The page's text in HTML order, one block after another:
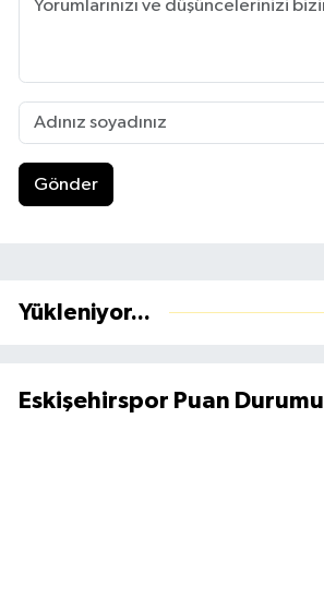
Gönder
Yükleniyor...
Eskişehirspor Puan Durumu